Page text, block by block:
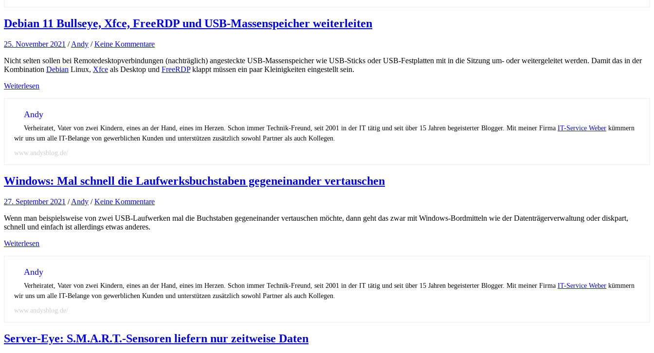
Debian 11 Bullseye, Xfce, FreeRDP und USB-Massenspeicher weiterleiten
25. November 2021 /Andy /Keine Kommentare
Nicht selten sollen bei Remotedesktopverbindungen (nachträglich) angesteckte USB-Massenspeicher wie USB-Sticks oder USB-Festplatten mit in die Sitzung um- oder weitergeleitet werden. Damit das in der
Kombination Debian Linux, Xfce als Desktop und FreeRDPklappt müssen ein paar Kleinigkeiten eingestellt sein.
Weiterlesen
Andy
Verheiratet, Vater von zwei Kindern, eines an der Hand, eines im Herzen. Schon immer Technik-Freund, seit 2001 in der IT tätig und seit über 15 Jahren begeisterter Blogger. Mit meiner Firma IT-Service Weber kümmern
wir uns um alle IT-Belange von gewerblichen Kunden und unterstützen zusätzlich sowohl Partner als auch Kollegen.
www.andysblog.de/
Windows: Mal schnell die Laufwerksbuchstaben gegeneinander vertauschen
27. September 2021 /Andy /Keine Kommentare
Wenn man beispielsweise von zwei USB-Laufwerken mal die Buchstaben gegeneinander vertauschen möchte, dann geht das zwar mit Windows-Bordmitteln wie der Datenträgerverwaltung oder diskpart,
schnell und einfach ist allerdings etwas anderes.
Weiterlesen
Andy
Verheiratet, Vater von zwei Kindern, eines an der Hand, eines im Herzen. Schon immer Technik-Freund, seit 2001 in der IT tätig und seit über 15 Jahren begeisterter Blogger. Mit meiner Firma IT-Service Weber kümmern
wir uns um alle IT-Belange von gewerblichen Kunden und unterstützen zusätzlich sowohl Partner als auch Kollegen.
www.andysblog.de/
Server-Eye: S.M.A.R.T.-Sensoren liefern nur zeitweise Daten